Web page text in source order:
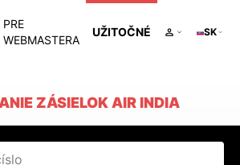
PRE
WEBMASTERA
UŽITOČNÉ SK
ZÁSIELOK AIR INDIA